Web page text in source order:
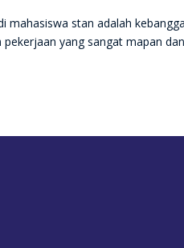
mahasiswa stan adalah
yang sangat mapan